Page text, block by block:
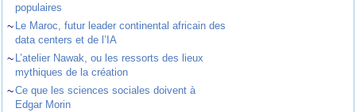
populaires
~ Le Maroc, futur leader continental africain des
data centers et de l’IA
~ L’atelier Nawak, ou les ressorts des lieux
mythiques de la création
~Ce que les sciences sociales doivent à
Edgar Morin